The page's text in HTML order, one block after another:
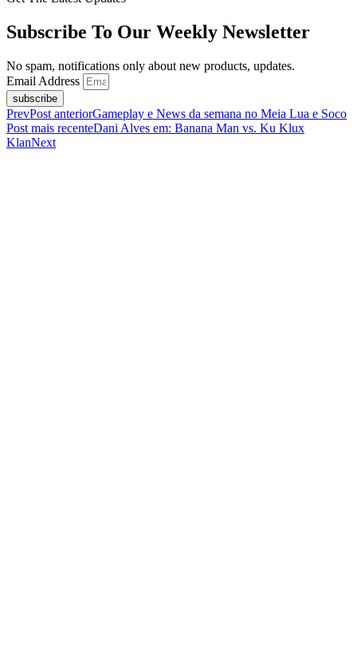
Subscribe To Our Weekly Newsletter
No spam, notifications only about new products, updates.
Email Address
subscribe
PrevPost anteriorGameplay e News da semana no Meia Lua e Soco
Post mais recenteDani Alves em: Banana Man vs. Ku Klux
KlanNext